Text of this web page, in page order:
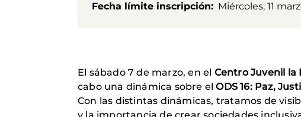
Fecha límite inscripción
Miércoles, 11
El sábado 7 de marzo, en el Centro Juvenil la
cabo una dinámica sobre elODS 16: Paz,
Con las distintas dinámicas, tratamos de